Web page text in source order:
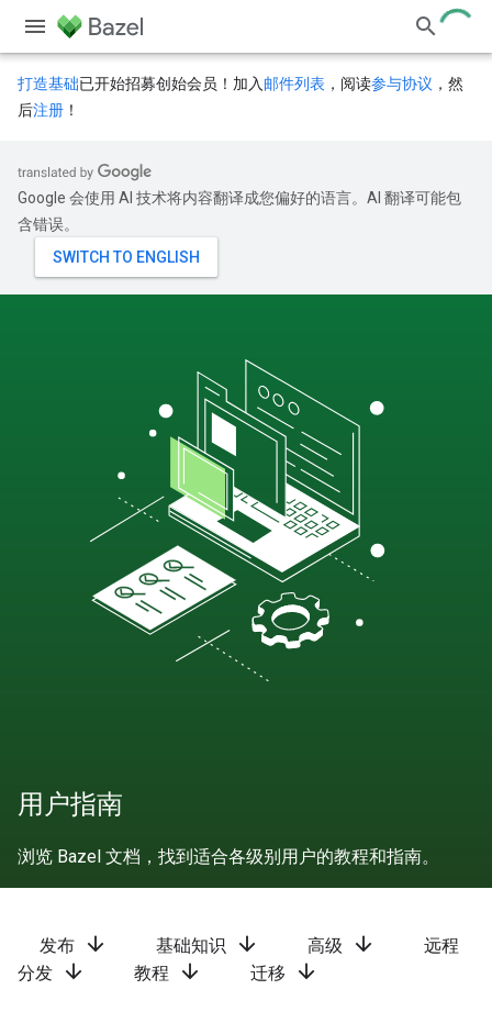
打造基础已开始招募创始会员！加入 邮件列表 ，阅读参与协议 ，然
后注册 ！
Google 会使用 AI 技术将内容翻译成您偏好的语言。AI 翻译可能包
含错误。
用户指南
浏览 Bazel 文档，找到适合各级别用户的教程和指南。
发布 arrow_downward 基础知识 arrow_downward 高级 arrow_downward
远程
分发
arrow_downward 教程 arrow_downward 迁移 arrow_downward